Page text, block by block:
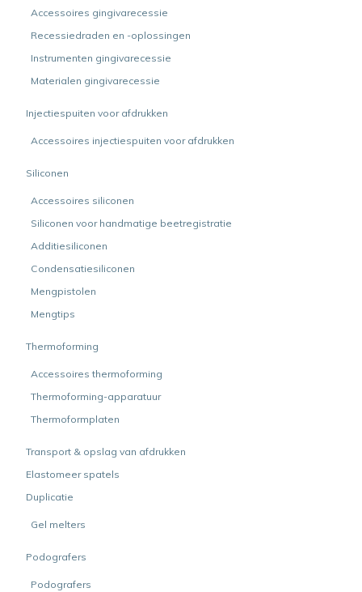
Accessoires gingivarecessie
Recessiedraden en -oplossingen
Instrumenten gingivarecessie
Materialen gingivarecessie
Injectiespuiten voor afdrukken
Accessoires injectiespuiten voor afdrukken
Siliconen
Accessoires siliconen
Siliconen voor handmatige beetregistratie
Additiesiliconen
Condensatiesiliconen
Mengpistolen
Mengtips
Thermoforming
Accessoires thermoforming
Thermoforming-apparatuur
Thermoformplaten
Transport & opslag van afdrukken
Elastomeer spatels
Duplicatie
Gel melters
Podografers
Podografers